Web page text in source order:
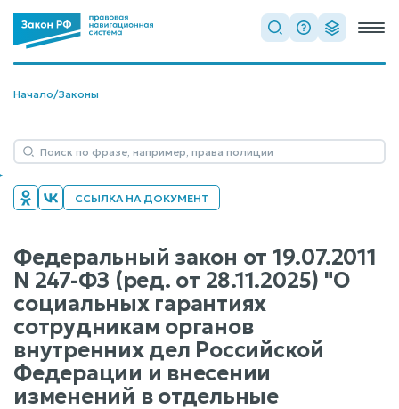
Начало/Законы
ССЫЛКА НА ДОКУМЕНТ
Федеральный закон от 19.07.2011
N 247-ФЗ (ред. от 28.11.2025) "О
социальных гарантиях
сотрудникам органов
внутренних дел Российской
Федерации и внесении
изменений в отдельные